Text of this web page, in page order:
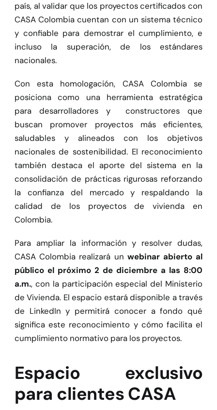
país, al validar que los proyectos certificados con
CASA Colombia cuentan con un sistema técnico
y confiable para demostrar el cumplimiento, e
incluso la superación, de los estándares
nacionales.
Con esta homologación, CASA Colombia se
posiciona como una herramienta estratégica
para desarrolladores y constructores que
buscan promover proyectos más eficientes,
saludables y alineados con los objetivos
nacionales de sostenibilidad. El reconocimiento
también destaca el aporte del sistema en la
consolidación de prácticas rigurosas reforzando
la confianza del mercado y respaldando la
calidad de los proyectos de vivienda en
Colombia.
Para ampliar la información y resolver dudas,
CASA Colombia realizará un webinar abierto al
público el próximo 2 de diciembre a las 8:00
a.m., con la participación especial del Ministerio
de Vivienda. El espacio estará disponible a través
de LinkedIn y permitirá conocer a fondo qué
significa este reconocimiento y cómo facilita el
cumplimiento normativo para los proyectos.
Espacio exclusivo
para clientes CASA